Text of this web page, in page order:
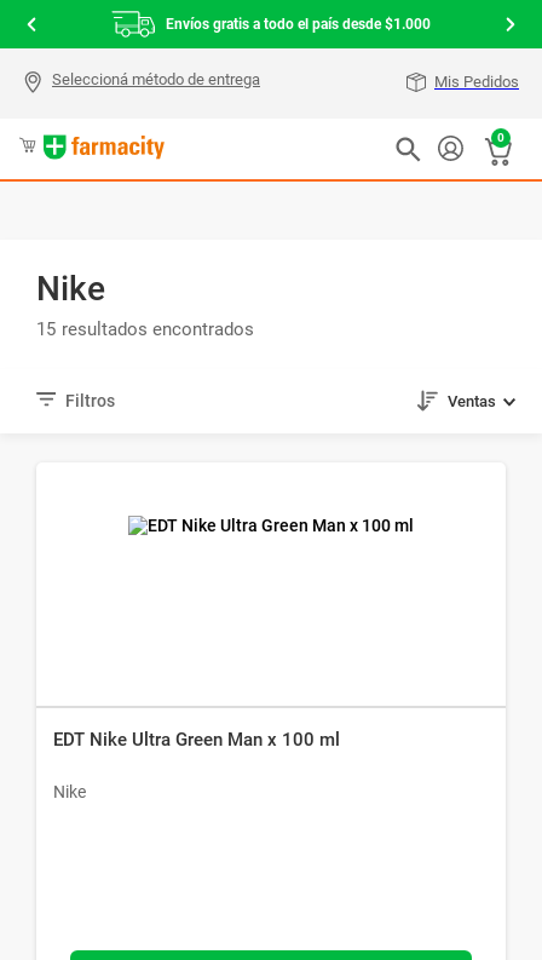
Envíos gratis a todo el país desde $1.000
Mis Pedidos
0
Nike
15
Ventas
EDT Nike Ultra Green Man x 100 ml
Nike